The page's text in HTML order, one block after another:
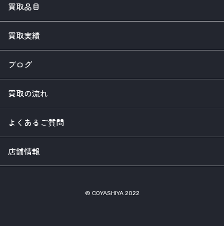
買取品目
買取実績
ブログ
買取の流れ
よくあるご質問
店舗情報
© COYASHIYA 2022